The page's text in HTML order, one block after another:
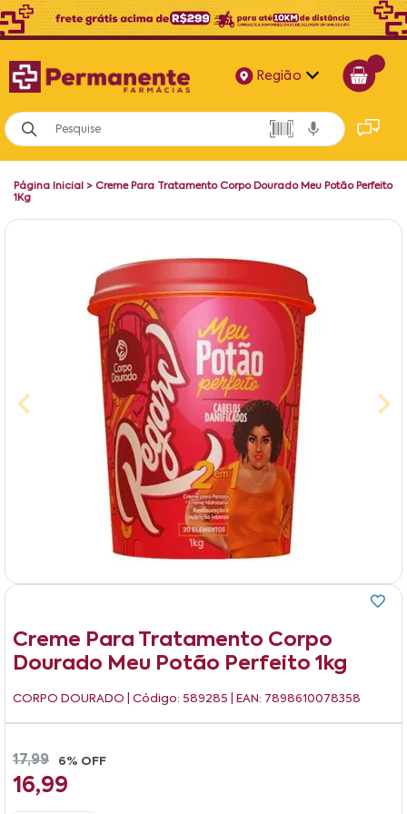
Região
Alagoas
Bahia
Página Inicial > Creme Para Tratamento Corpo Dourado Meu Potão Perfeito
1Kg
Creme Para Tratamento Corpo
Dourado Meu Potão Perfeito 1kg
CORPO DOURADO | Código: 589285 | EAN: 7898610078358
17,99 6% OFF
16,99